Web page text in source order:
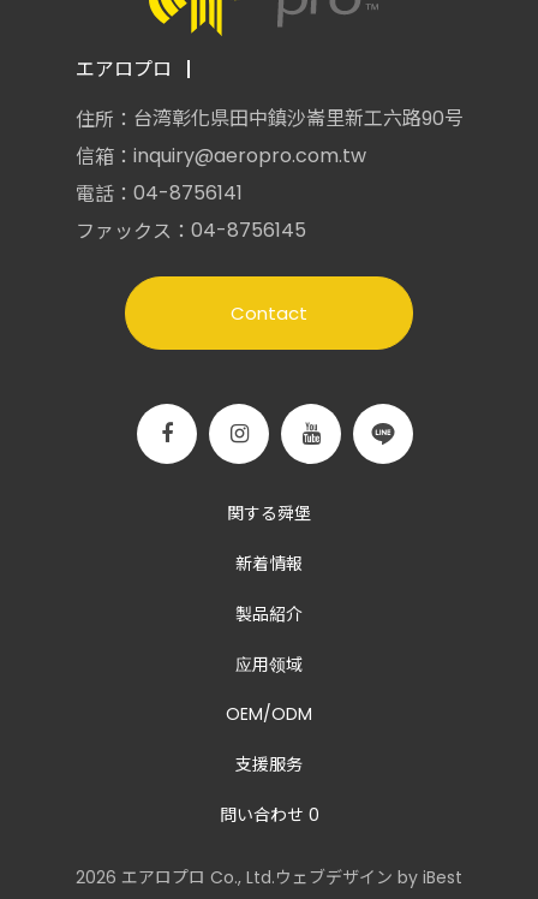
エアロプロ
住所： 台湾彰化県田中鎮沙崙里新工六路90号
信箱： inquiry@aeropro.com.tw
電話： 04-8756141
ファックス： 04-8756145
Contact
2026 エアロプロ Co., Ltd.ウェブデザイン by iBest
関する舜堡
新着情報
製品紹介
应用领域
OEM/ODM
支援服务
問い合わせ 0